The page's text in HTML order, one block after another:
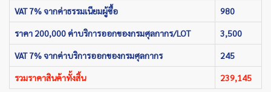
VAT 7% จากค่าธรรมเนียมผู้ซื้อ 980
ราคา 200,000 ค่าบริการออกของกรมศุลกากร/LOT 3,500
VAT 7% จากค่าบริการออกของกรมศุลกากร 245
รวมราคาสินค้าทั้งสิ้น 239,145